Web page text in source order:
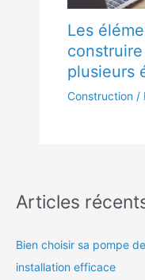
Les
plusieurs
Construction /
Articles
Bien choisir sa pompe
installation efficace